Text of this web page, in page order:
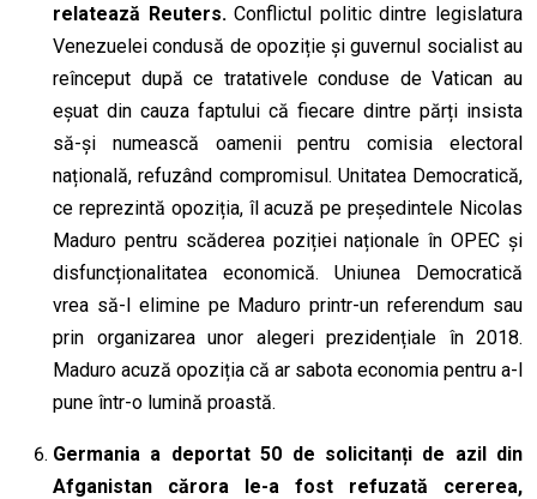
relatează Reuters.Conflictul politic dintre legislatura
Venezuelei condusă de opoziție și guvernul socialist au
reînceput dupăce tratativele conduse de Vatican au
eșuat din cauza faptului că fiecare dintre părți insista
să-și numească oamenii pentrucomisia electoral
națională, refuzând compromisul. Unitatea Democratică,
ce reprezintă opoziția, îl acuză pe președintele Nicolas
Maduro pentru scăderea poziției naționale în OPEC și
disfuncționalitatea economică. Uniunea Democratică
vrea să-l elimine pe Maduro printr-un referendum sau
prin organizarea unor alegeri prezidențiale în 2018.
Maduro acuză opoziția că ar sabota economia pentru a-l
pune într-o lumină proastă.
Germania a deportat 50 de solicitanți de azil din
Afganistan cărora le-a fost refuzată cererea,